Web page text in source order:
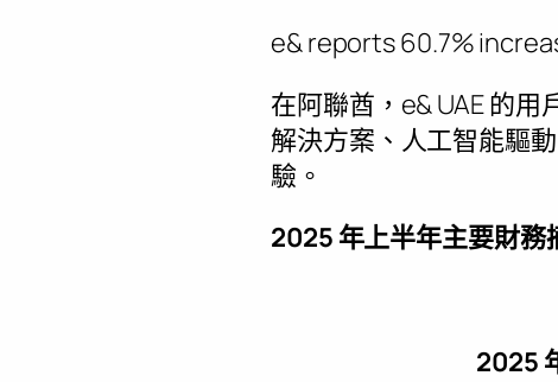
e& reports 60.7%
在阿聯酋，e& UAE 的
解決方案、人工智能驅
驗。
2025 年上半年主要財務
2025